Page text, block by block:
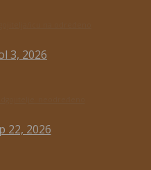
3, 2026
22, 2026